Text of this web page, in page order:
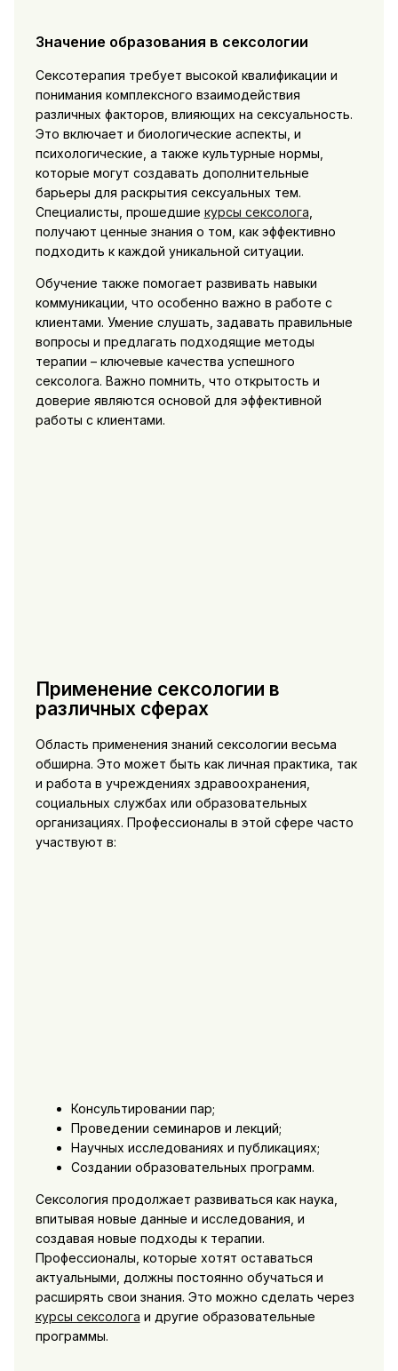
Значение образования в сексологии
Сексотерапия требует высокой квалификации и
понимания комплексного взаимодействия
различных факторов, влияющих на сексуальность.
Это включает и биологические аспекты, и
психологические, а также культурные нормы,
которые могут создавать дополнительные
барьеры для раскрытия сексуальных тем.
Специалисты, прошедшие курсы сексолога
получают ценные знания о том, как эффективно
подходить к каждой уникальной ситуации.
Обучение также помогает развивать навыки
коммуникации, что особенно важно в работе с
клиентами. Умение слушать, задавать правильные
вопросы и предлагать подходящие методы
терапии – ключевые качества успешного
сексолога. Важно помнить, что открытость и
доверие являются основой для эффективной
работы с клиентами.
Применение сексологии в
различных сферах
Область применения знаний сексологии весьма
обширна. Это может быть как личная практика, так
и работа в учреждениях здравоохранения,
социальных службах или образовательных
организациях. Профессионалы в этой сфере часто
участвуют в:
Консультировании пар;
Проведении семинаров и лекций;
Научных исследованиях и публикациях;
Создании образовательных программ.
Сексология продолжает развиваться как наука,
впитывая новые данные и исследования, и
создавая новые подходы к терапии.
Профессионалы, которые хотят оставаться
актуальными, должны постоянно обучаться и
расширять свои знания. Это можно сделать через
курсы сексолога и другие образовательные
программы.